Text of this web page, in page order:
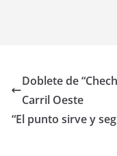
Doblete de
Carril Oeste
“El punto sirve y